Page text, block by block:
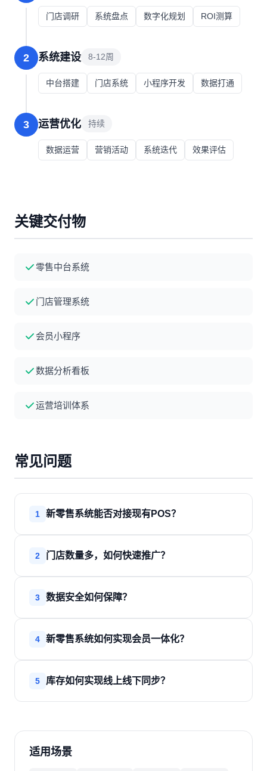
门店调研 系统盘点 数字化规划 ROI测算
2 系统建设 8-12周
中台搭建 门店系统 小程序开发 数据打通
3 运营优化 持续
数据运营 营销活动 系统迭代 效果评估
关键交付物
零售中台系统
门店管理系统
会员小程序
数据分析看板
运营培训体系
常见问题
1 新零售系统能否对接现有POS？
2 门店数量多，如何快速推广？
3 数据安全如何保障？
4 新零售系统如何实现会员一体化？
5 库存如何实现线上线下同步？
适用场景